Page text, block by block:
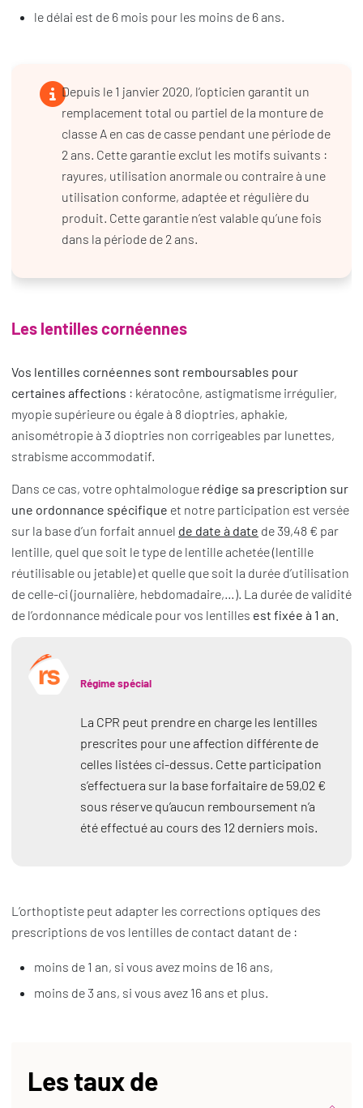
le délai est de 6 mois pour les moins de 6 ans.
Depuis le 1 janvier 2020, l’opticien garantit un
remplacement total ou partiel de la monture de
classe A en cas de casse pendant une période de
2 ans. Cette garantie exclut les motifs suivants :
rayures, utilisation anormale ou contraire à une
utilisation conforme, adaptée et régulière du
produit. Cette garantie n’est valable qu’une fois
dans la période de 2 ans.
Les lentilles cornéennes
Vos lentilles cornéennes sont remboursables pour
certaines affections : kératocône, astigmatisme irrégulier,
myopie supérieure ou égale à 8 dioptries, aphakie,
anisométropie à 3 dioptries non corrigeables par lunettes,
strabisme accommodatif.
Dans ce cas, votre ophtalmologue rédige sa prescription sur
une ordonnance spécifique et notre participation est versée
sur la base d’un forfait annuel de date à date de 39,48 € par
lentille, quel que soit le type de lentille achetée (lentille
réutilisable ou jetable) et quelle que soit la durée d’utilisation
de celle-ci (journalière, hebdomadaire,…). La durée de validité
de l’ordonnance médicale pour vos lentilles est fixée à 1 an.
Régime spécial
La CPR peut prendre en charge les lentilles
prescrites pour une affection différente de
celles listées ci-dessus. Cette participation
s’effectuera sur la base forfaitaire de 59,02 €
sous réserve qu’aucun remboursement n’a
été effectué au cours des 12 derniers mois.
L’orthoptiste peut adapter les corrections optiques des
prescriptions de vos lentilles de contact datant de :
moins de 1 an, si vous avez moins de 16 ans,
moins de 3 ans, si vous avez 16 ans et plus.
Les taux de